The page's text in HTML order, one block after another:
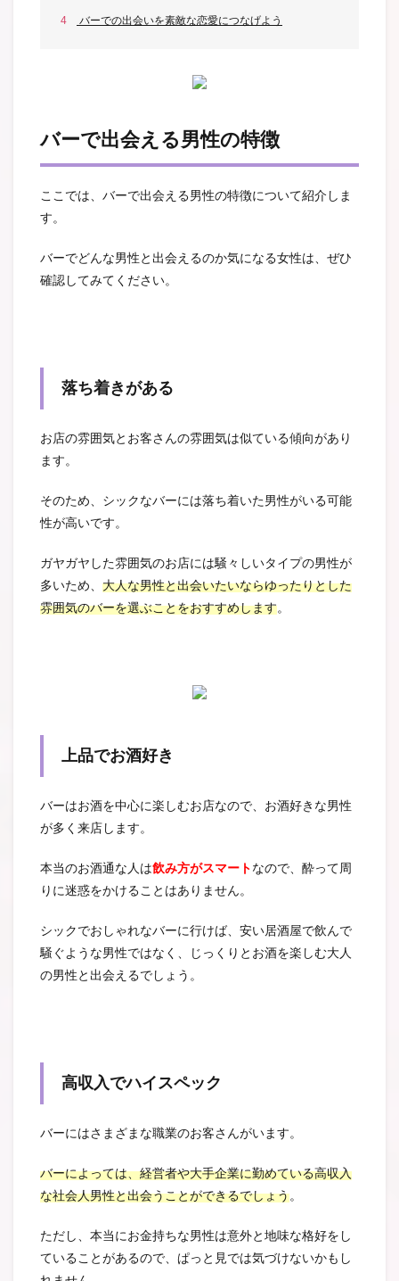
4 バーでの出会いを素敵な恋愛につなげよう
バーで出会える男性の特徴
ここでは、バーで出会える男性の特徴について紹介しま
す。
バーでどんな男性と出会えるのか気になる女性は、ぜひ
確認してみてください。
落ち着きがある
お店の雰囲気とお客さんの雰囲気は似ている傾向があり
ます。
そのため、シックなバーには落ち着いた男性がいる可能
性が高いです。
ガヤガヤした雰囲気のお店には騒々しいタイプの男性が
多いため、 大人な男性と出会いたいならゆったりとした
雰囲気のバーを選ぶことをおすすめします。
上品でお酒好き
バーはお酒を中心に楽しむお店なので、お酒好きな男性
が多く来店します。
本当のお酒通な人は飲み方がスマートなので、酔って周
りに迷惑をかけることはありません。
シックでおしゃれなバーに行けば、安い居酒屋で飲んで
騒ぐような男性ではなく、じっくりとお酒を楽しむ大人
の男性と出会えるでしょう。
高収入でハイスペック
バーにはさまざまな職業のお客さんがいます。
バーによっては、経営者や大手企業に勤めている高収入
な社会人男性と出会うことができるでしょう。
ただし、本当にお金持ちな男性は意外と地味な格好をし
ていることがあるので、ぱっと見では気づけないかもし